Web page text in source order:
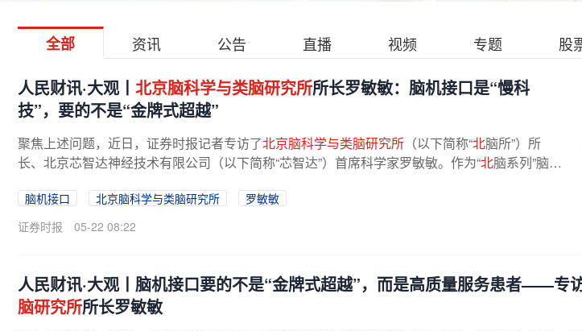
全部 资讯 公告 直播 视频 专题 股
人民财讯·大观丨 北京脑科学与类脑研究所所长罗敏敏：脑机接口是“慢科
技”，要的不是“金牌式超越”
聚焦上述问题，近日，证券时报记者专访了北京脑科学与类脑研究所 （以下简称“北脑所”）所
长、北京芯智达神经技术有限公司（以下简称“芯智达”）首席科学家罗敏敏。作为“北脑系列”脑机
脑机接口 北京脑科学与类脑研究所
罗敏敏
证券时报
05-22 08:22
人民财讯·大观丨脑机接口要的不是“金牌式超越”，而是高质量服务患者——专
脑研究所所长罗敏敏